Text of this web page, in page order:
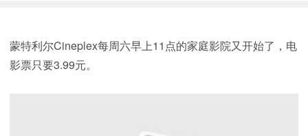
蒙特利尔Cineplex每周六早上11点的家庭影院又开始了，电
影票只要3.99元。